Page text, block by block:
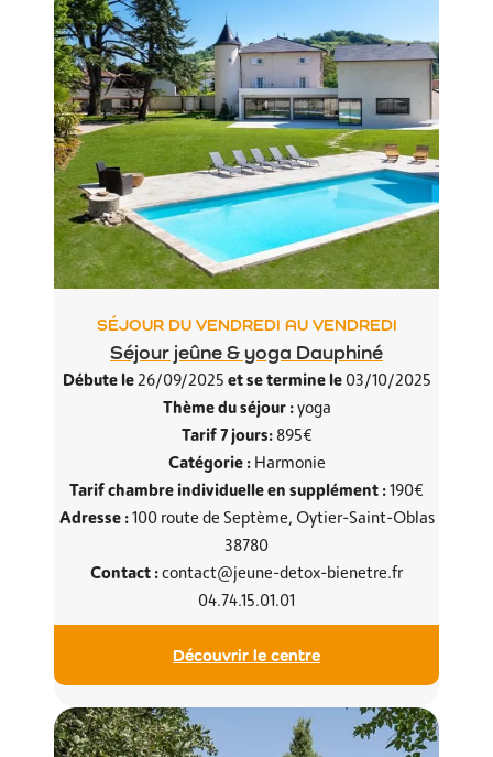
SÉJOUR DU VENDREDI AU VENDREDI
Séjour jeûne & yoga Dauphiné
Débute le26/09/2025 et se termine le03/10/2025
Thème du séjour :yoga
Tarif 7 jours:895€
Catégorie :Harmonie
Tarif chambre individuelle en supplément :190€
Adresse :100 route de Septème, Oytier-Saint-Oblas
38780
Contact :contact@jeune-detox-bienetre.fr
04.74.15.01.01
Découvrir le centre